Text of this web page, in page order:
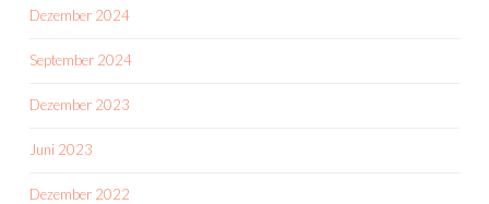
Dezember 2024
September 2024
Dezember 2023
Juni 2023
Dezember 2022